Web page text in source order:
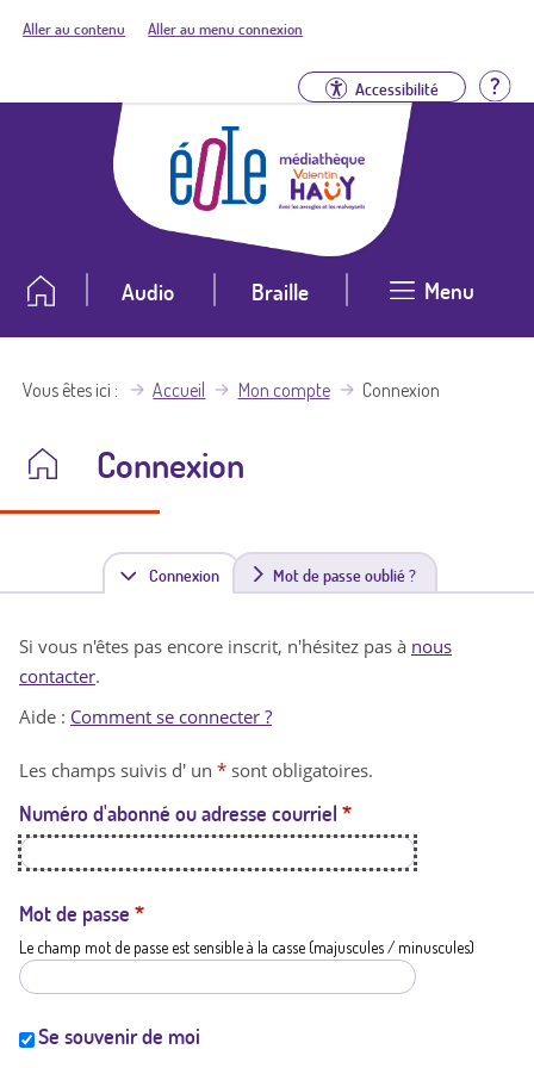
Aller au contenu Aller au menu connexion
Accessibilité
Audio Braille Menu
Vous êtes ici Accueil Mon compte Connexion
Connexion
Connexion(
n
t
a
t
i
Mot de passe oublié ?
Si vous n'êtes pas encore inscrit, n'hésitez pas à nous
contacter.
Aide : Comment se connecter ?
Les champs suivis d' un * sont obligatoires.
Numéro d'abonné ou adresse courriel *
Mot de passe *
Le champ mot de passe est sensible à la casse (majuscules / minuscules)
Se souvenir de moi